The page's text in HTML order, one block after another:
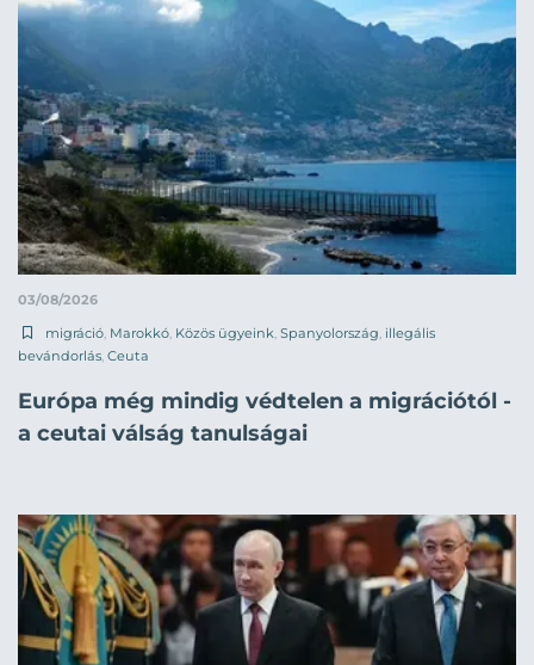
03/08/2026
migráció, Marokkó, Közös ügyeink, Spanyolország, illegális
bevándorlás, Ceuta
Európa még mindig védtelen a migrációtól -
a ceutai válság tanulságai